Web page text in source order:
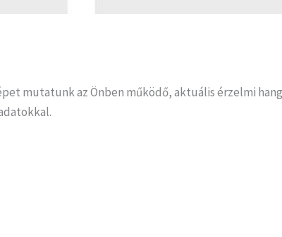
mutatunk az Önben működő, aktuális érzelmi